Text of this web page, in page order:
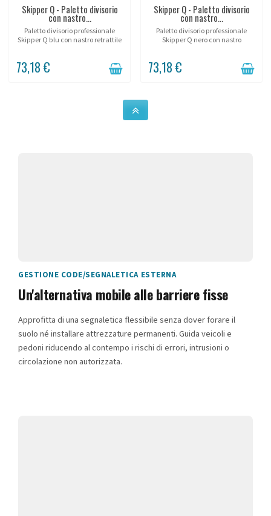
Skipper Q - Paletto divisorio
con nastro...
Paletto divisorio professionale
Skipper Q blu con nastro retrattile
arresto automatico. Adatto a uso
73,18 €
Skipper Q - Paletto divisorio
con nastro...
Paletto divisorio professionale
Skipper Q nero con nastro
50 mm con arresto automatico.
Adatto a uso intensivo...
73,18 €
GESTIONE CODE/SEGNALETICA ESTERNA
Un'alternativa mobile alle barriere fisse
Approfitta di una segnaletica flessibile senza dover forare il
suolo né installare attrezzature permanenti. Guida veicoli e
pedoni riducendo al contempo i rischi di errori, intrusioni o
circolazione non autorizzata.